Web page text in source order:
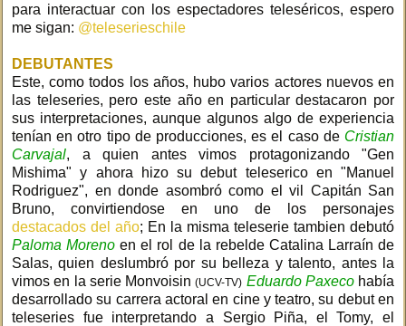
para interactuar con los espectadores teleséricos, espero
me sigan: @teleserieschile
DEBUTANTES
Este, como todos los años, hubo varios actores nuevos en
las teleseries, pero este año en particular destacaron por
sus interpretaciones, aunque algunos algo de experiencia
tenían en otro tipo de producciones, es el caso de Cristian
Carvajal, a quien antes vimos protagonizando "Gen
Mishima" y ahora hizo su debut teleserico en "Manuel
Rodriguez", en donde asombró como el vil Capitán San
Bruno, convirtiendose en uno de los personajes
destacados del año; En la misma teleserie tambien debutó
Paloma Moreno en el rol de la rebelde Catalina Larraín de
Salas, quien deslumbró por su belleza y talento, antes la
vimos en la serie Monvoisin(UCV-TV) Eduardo Paxecohabía
desarrollado su carrera actoral en cine y teatro, su debut en
teleseries fue interpretando a Sergio Piña, el Tomy, el